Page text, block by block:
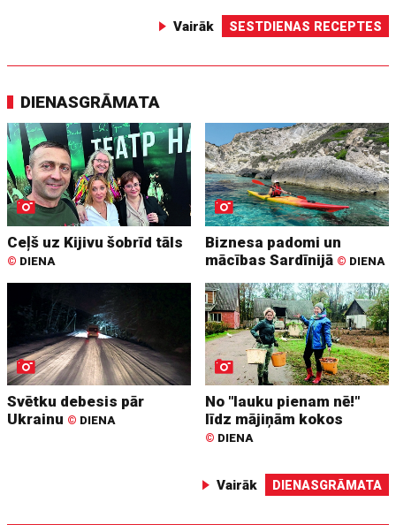
Vairāk SESTDIENAS RECEPTES
DIENASGRĀMATA
Ceļš uz Kijivu šobrīd tāls
© DIENA
Biznesa padomi un
mācības Sardīnijā © DIENA
Svētku debesis pār
Ukrainu © DIENA
No "lauku pienam nē!"
līdz mājiņām kokos
© DIENA
Vairāk DIENASGRĀMATA